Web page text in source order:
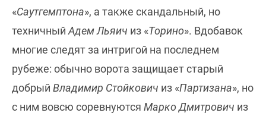
«Саутгемптона», а также скандальный, но
техничныйАдем Льяич из «Торино». Вдобавок
многие следят за интригой на последнем
рубеже: обычно ворота защищает старый
добрый Владимир Стойкович из «Партизана», но
с ним вовсю соревнуются Марко Дмитрович из